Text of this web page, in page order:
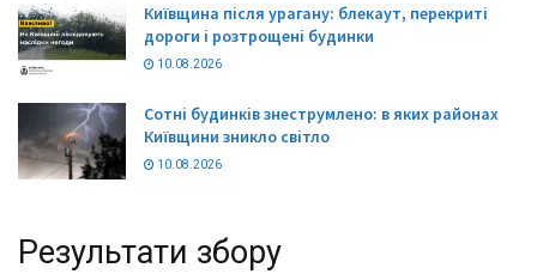
Київщина після урагану: блекаут, перекриті
дороги і розтрощені будинки
10.08.2026
Сотні будинків знеструмлено: в яких районах
Київщини зникло світло
10.08.2026
Результати збору